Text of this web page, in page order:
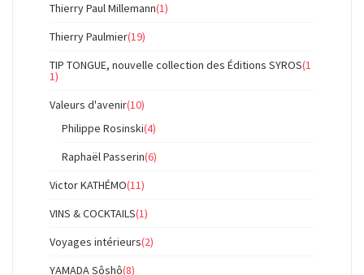
Thierry Paul Millemann(1)
Thierry Paulmier(19)
TIP TONGUE, nouvelle collection des Éditions SYROS(1
1)
Valeurs d'avenir(10)
Philippe Rosinski(4)
Raphaël Passerin(6)
Victor KATHÉMO(11)
VINS & COCKTAILS(1)
Voyages intérieurs(2)
YAMADA Sôshô(8)